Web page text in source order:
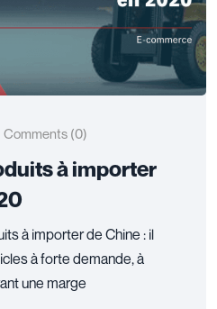
Comments (0)
à importer
à importer de Chine : il
à forte demande, à
une marge